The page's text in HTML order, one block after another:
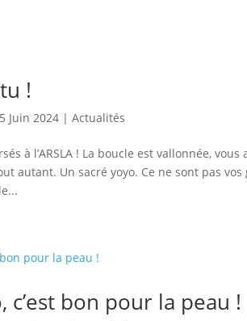
!
5 Juin 2024 |Actualités
à l’ARSLA ! La boucle est vallonnée,
autant. Un sacré yoyo. Ce ne sont pas
c’est bon pour la peau !